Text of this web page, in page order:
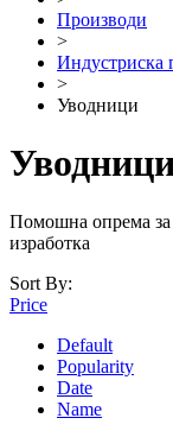
Производи
>
Индустриска
>
Уводници
Помошна опрема за
изработка
Sort By:
Price
Default
Popularity
Date
Name